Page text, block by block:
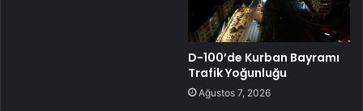
D-100’de Kurban Bayramı
Trafik Yoğunluğu
Ağustos 7, 2026